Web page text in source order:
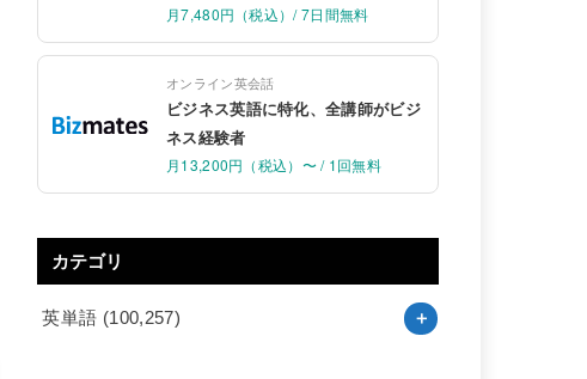
月7,480円（税込）/ 7日間無料
オンライン英会話
ビジネス英語に特化、全講師がビジ
ネス経験者
月13,200円（税込）〜 / 1回無料
カテゴリ
英単語 (100,257)